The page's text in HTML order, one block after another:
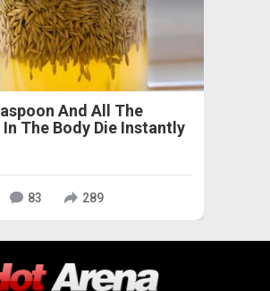
And All The
The Body Die Instantly
83 289